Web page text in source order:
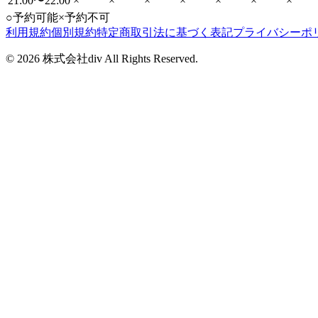
○予約可能×予約不可
利用規約個別規約特定商取引法に基づく表記プライバシーポ
© 2026 株式会社div All Rights Reserved.